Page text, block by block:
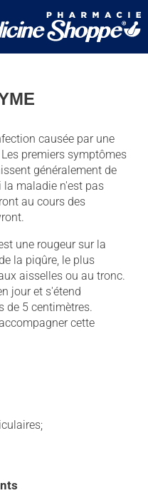
causée par une
premiers symptômes
généralement de
la maladie n'est pas
au cours des
une rougeur sur la
la piqûre, le plus
aisselles ou au tronc.
jour et s'étend
de 5 centimètres.
cette